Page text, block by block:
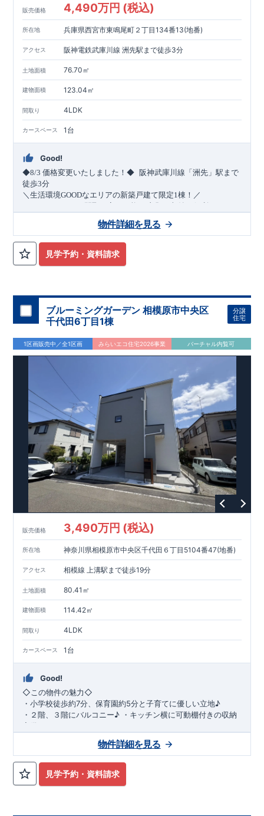
販売価格 4,490万円 (税込)
所在地 兵庫県西宮市東鳴尾町２丁目134番13(地番)
アクセス 阪神電鉄武庫川線 洲先駅まで徒歩3分
土地面積 76.70㎡
建物面積 123.04㎡
間取り 4LDK
カースペース 1台
Good!
◆8/3 価格変更いたしました！◆ ​阪神武庫川線 「洲先」駅まで
徒歩3分
＼生活環境GOODなエリアの新築戸建て限定1棟！／
・2部屋から行き来できる
・デザインと機能性を兼ね備えたオープンサニタリー
リビング全体を見渡せる
​
ーパー）徒歩10分 約787ｍ)​
・網戸
↓クリックすると特設ページにジャンプします↓
2024 年グッドデザイン賞 プロジェクト同時受賞
せる道」 ○第18回キッズデザイン賞受賞 ・2024年、東栄住宅
の新たな空間提案 「マルチエント ランス」が受賞いたしまし
た！
耐震等級最高等級3 ・数百年に一度の地震に耐える力
倍の耐震性！
ー採用で安心！ ○BELS ・エコ住宅としての性能評価を全号棟
が取得しています！ ○住宅性能評価ダブル取得 ・『設計』住
ております。
・『建設』住宅性能評価…評価を受けた図面通
りに施工されているか、建設までに計4回チェックが行われま
す。
平日・休日ご内覧可能です！
ぜひお気軽にお問い合わせください♪ 西宮営業所 TEL
0798-
38-1246​(定休日：火・水・年末年始
見学予約・資料請求
物件詳細を見る
ブルーミングガーデン 相模原市中央区
千代田6丁目1棟
分譲
住宅
1区画販売中／全1区画 みらいエコ住宅2026事業 バーチャル内覧可
販売価格 3,490万円 (税込)
所在地 神奈川県相模原市中央区千代田６丁目5104番47(地番)
アクセス 相模線 上溝駅まで徒歩19分
土地面積 80.41㎡
建物面積 114.42㎡
間取り 4LDK
カースペース 1台
Good!
◇ この物件の魅力◇
・小学校徒歩約7分、保育園約5分と子育てに優しい立地♪
・２階、３階にバルコニー♪ ・キッチン横に可動棚付きの収納
完備。
相模線「上溝」駅徒歩19分 ◇ロケーション
・相模原市立星が丘小学校
徒歩7分 ・オーケ
ー相模原店
模原店 徒歩
・やまうち医院 徒歩
見学予約・資料請求
物件詳細を見る